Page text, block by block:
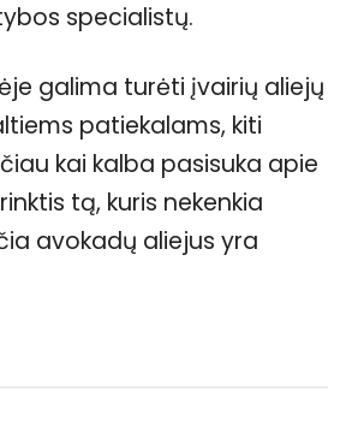
specialistų.
galima turėti įvairių aliejų
patiekalams, kiti
kai kalba pasisuka apie
tą, kuris nekenkia
avokadų aliejus yra